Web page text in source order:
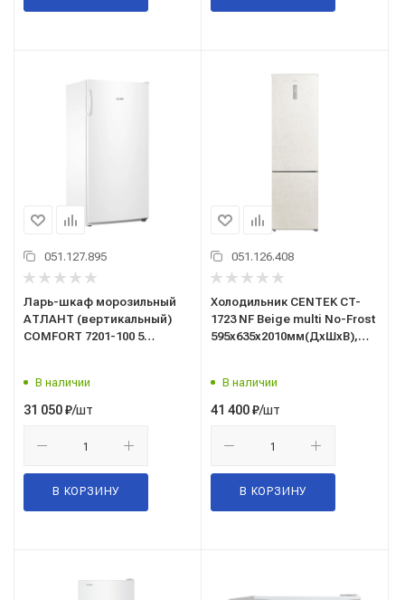
051.127.895
Ларь-шкаф морозильный
АТЛАНТ (вертикальный)
COMFORT 7201-100 5
В наличии
31 050₽/шт
В КОРЗИНУ
051.126.408
Холодильник CENTEK CT-
1723 NF Beige multi No-Frost
595х635х2010мм(ДхШхВ),
В наличии
41 400₽/шт
В КОРЗИНУ